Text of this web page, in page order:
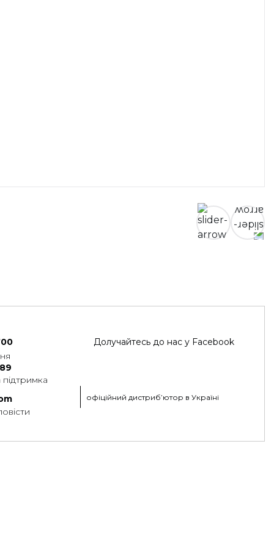
Долучайтесь до нас у Facebook
офіційний дистриб’ютор в Україні